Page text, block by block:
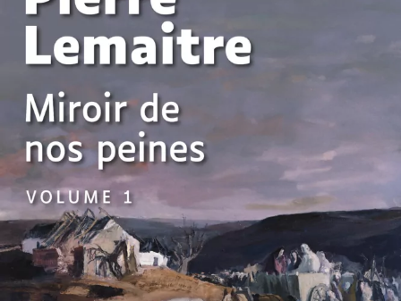
Miroir de nos peines
Pierre Lemaitre